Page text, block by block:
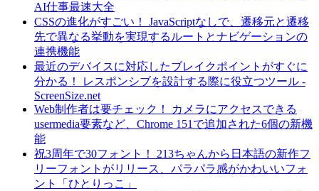
AI仕事最速大全
CSSの進化がすごい！ JavaScriptなしで、遷移元と遷移
先で異なる挙動を実現するルートとナビゲーションの
連携機能
最近のデバイスに対応したブレイクポイントがすぐに
分かる！ レスポンシブを設計する際に役立つツール -
ScreenSize.net
Web制作者は要チェック！ カメラにアクセスできる
usermedia要素など、Chrome 151で追加された6個の新機
能
祝3周年で30フォント！ 213ちゃんから日本語の新作フ
リーフォントがリリース、パラパラ感がかわいいフォ
ント「ひとりっこ」